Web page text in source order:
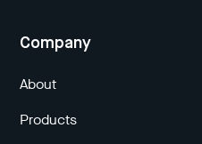
Company
About
Products